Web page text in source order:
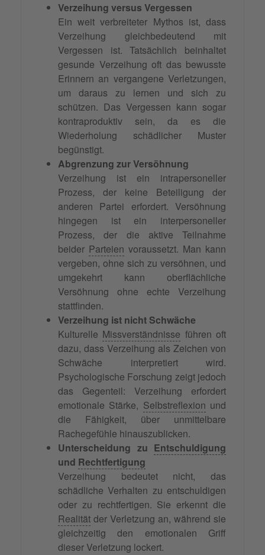
Verzeihung versus Vergessen
Ein weit verbreiteter Mythos ist, dass
Verzeihung gleichbedeutend mit
Vergessen ist. Tatsächlich beinhaltet
gesunde Verzeihung oft das bewusste
Erinnern an vergangene Verletzungen,
um daraus zu lernen und sich zu
schützen. Das Vergessen kann sogar
kontraproduktiv sein, da es die
Wiederholung schädlicher Muster
begünstigt.
Abgrenzung zur Versöhnung
Verzeihung ist ein intrapersoneller
Prozess, der keine Beteiligung der
anderen Partei erfordert. Versöhnung
hingegen ist ein interpersoneller
Prozess, der die aktive Teilnahme
beider Parteien voraussetzt. Man kann
vergeben, ohne sich zu versöhnen, und
umgekehrt kann oberflächliche
Versöhnung ohne echte Verzeihung
stattfinden.
Verzeihung ist nicht Schwäche
Kulturelle Missverständnisse führen oft
dazu, dass Verzeihung als Zeichen von
Schwäche interpretiert wird.
Psychologische Forschung zeigt jedoch
das Gegenteil: Verzeihung erfordert
emotionale Stärke, Selbstreflexion und
die Fähigkeit, über unmittelbare
Rachegefühle hinauszublicken.
Unterscheidung zu Entschuldigung
und Rechtfertigung
Verzeihung bedeutet nicht, das
schädliche Verhalten zu entschuldigen
oder zu rechtfertigen. Sie erkennt die
Realität der Verletzung an, während sie
gleichzeitig den emotionalen Griff
dieser Verletzung lockert.